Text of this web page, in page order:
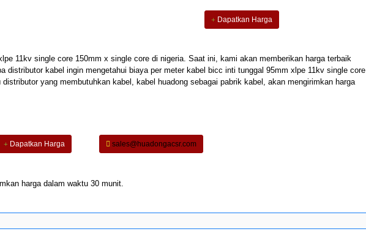
Dapatkan Harga
11kv single core 150mm x single core di nigeria. Saat ini, kami akan memberikan harga terbaik
distributor kabel ingin mengetahui biaya per meter kabel bicc inti tunggal 95mm xlpe 11kv single core
yang membutuhkan kabel, kabel huadong sebagai pabrik kabel, akan mengirimkan harga
Dapatkan Harga sales@huadongacsr.com
harga dalam waktu 30 munit.